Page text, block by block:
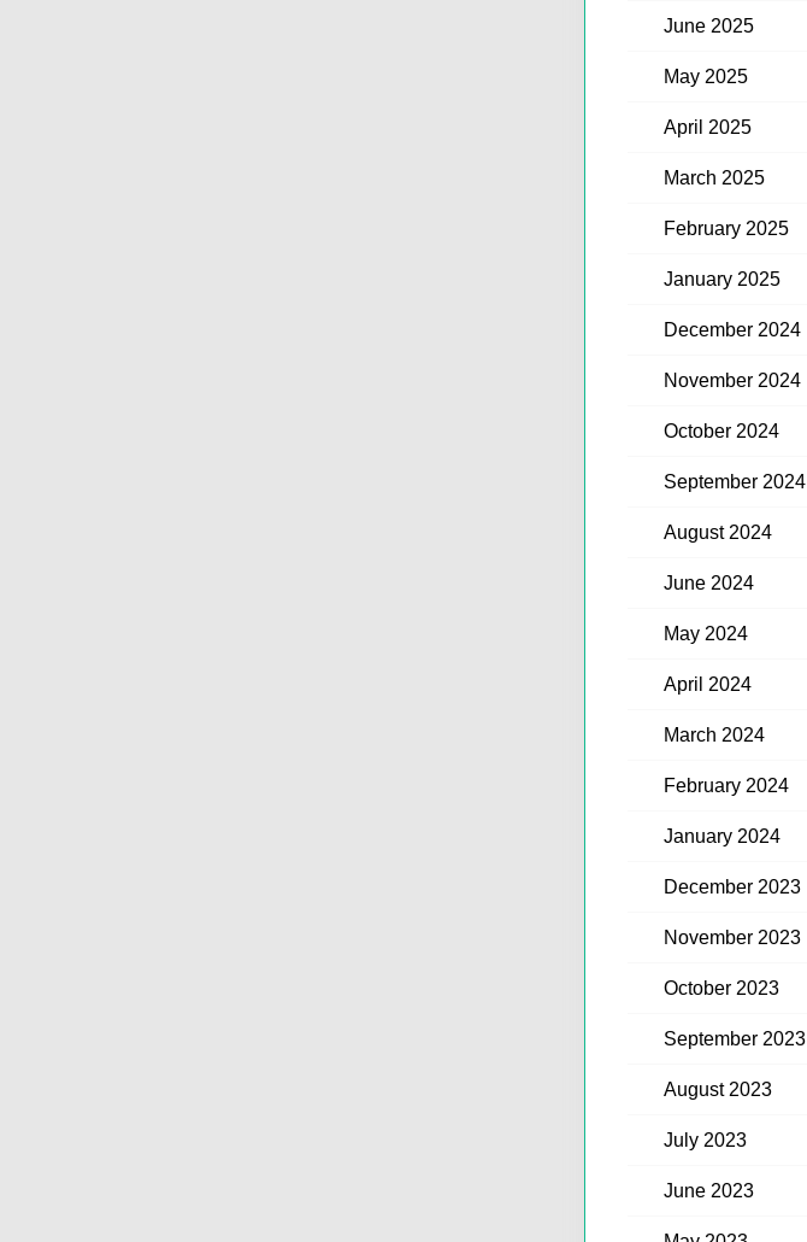
June 2025
May 2025
April 2025
March 2025
February 2025
January 2025
December 2024
November 2024
October 2024
September 2024
August 2024
June 2024
May 2024
April 2024
March 2024
February 2024
January 2024
December 2023
November 2023
October 2023
September 2023
August 2023
July 2023
June 2023